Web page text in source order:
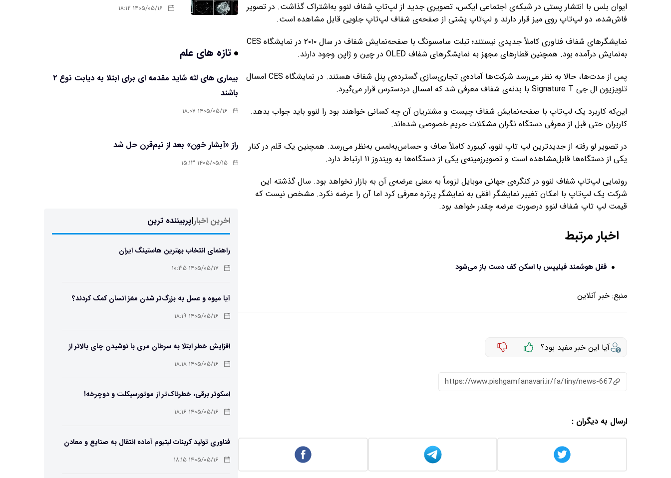
ایوان بلس با انتشار پستی در شبکه‌ی اجتماعی ایکس، تصویری جدید از لپ‌تاپ شفاف لنوو به‌اشتراک گذاشت. در تصویر
فاش‌شده، دو لپ‌تاپ روی میز قرار دارند و لپ‌تاپ پشتی از صفحه‌ی شفاف لپ‌تاپ جلویی قابل مشاهده است.
نمایشگرهای شفاف فناوری کاملاً جدیدی نیستند؛ تبلت سامسونگ با صفحه‌نمایش شفاف در سال ۲۰۱۰ در نمایشگاه CES
به‌نمایش درآمده بود. همچنین قطارهای مجهز به نمایشگرهای شفاف OLED در چین و ژاپن وجود دارند.
پس از مدت‌ها، حالا به نظر می‌رسد شرکت‌ها آماده‌ی تجاری‌سازی گسترده‌ی پنل‌ شفاف هستند. در نمایشگاه CES امسال
تلویزیون ال جی Signature T با بدنه‌ی شفاف معرفی شد که امسال دردسترس قرار می‌گیرد.
این‌که کاربرد یک لپ‌تاپ با صفحه‌نمایش شفاف چیست و مشتریان آن چه کسانی خواهند بود را لنوو باید جواب بدهد.
کاربران حتی قبل از معرفی دستگاه نگران مشکلات حریم خصوصی شده‌اند.
در تصویر لو رفته از جدیدترین لپ‌ تاپ لنوو، کیبورد کاملاً صاف و حساس‌به‌لمس به‌نظر می‌رسد. همچنین یک قلم در کنار
یکی از دستگاه‌ها قابل‌مشاهده است و تصویرزمینه‌ی یکی از دستگاه‌ها به ویندوز ۱۱ ارتباط دارد.
رونمایی لپ‌تاپ شفاف لنوو در کنگره‌ی جهانی موبایل لزوماً به معنی عرضه‌ی آن به بازار نخواهد بود. سال گذشته این
شرکت یک لپ‌تاپ با امکان تغییر نمایشگر افقی به نمایشگر پرتره معرفی کرد اما آن را عرضه نکرد. مشخص نیست که
قیمت لپ تاپ شفاف لنوو درصورت عرضه چقدر خواهد بود.
اخبار مرتبط
قفل هوشمند فیلیپس با اسکن کف دست باز می‌شود
منبع: خبر آنلاین
آیا این خبر مفید بود؟
https://www.pishgamfanavari.ir/fa/tiny/news-667
ارسال به دیگران :
۱۴۰۵/۰۵/۱۶ ۱۸:۱۲
تازه های علم
بیماری های لثه شاید مقدمه ای برای ابتلا به دیابت نوع ۲
باشند
۱۴۰۵/۰۵/۱۶ ۱۸:۰۷
راز «آبشار خون» بعد از نیم‌قرن حل شد
۱۴۰۵/۰۵/۱۵ ۱۵:۱۳
اخرین اخبار|پربیننده ترین
راهنمای انتخاب بهترین هاستینگ ایران
۱۴۰۵/۰۵/۱۷ ۱۰:۳۵
آیا میوه و عسل به بزرگ‌تر شدن مغز انسان کمک کردند؟
۱۴۰۵/۰۵/۱۶ ۱۸:۱۹
افزایش خطر ابتلا به سرطان مری با نوشیدن چای بالاتر از
دمای ۶۵ درجه۱۴۰۵/۰۵/۱۶ ۱۸:۱۸
اسکوتر برقی، خطرناک‌تر از موتورسیکلت و دوچرخه!
۱۴۰۵/۰۵/۱۶ ۱۸:۱۶
فناوری تولید کربنات لیتیوم آماده انتقال به صنایع و معادن
است۱۴۰۵/۰۵/۱۶ ۱۸:۱۵